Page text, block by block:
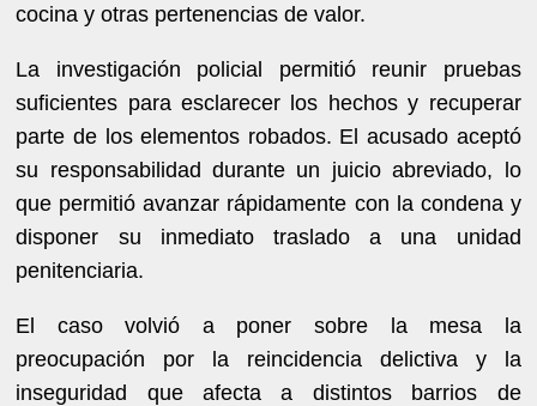
cocina y otras pertenencias de valor.
La investigación policial permitió reunir pruebas
suficientes para esclarecer los hechos y recuperar
parte de los elementos robados. El acusado aceptó
su responsabilidad durante un juicio abreviado, lo
que permitió avanzar rápidamente con la condena y
disponer su inmediato traslado a una unidad
penitenciaria.
El caso volvió a poner sobre la mesa la
preocupación por la reincidencia delictiva y la
inseguridad que afecta a distintos barrios de